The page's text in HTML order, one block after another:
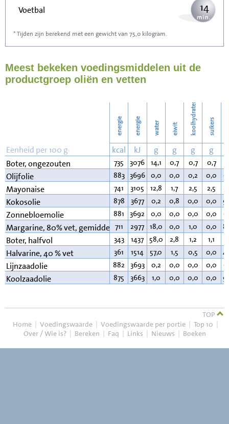
Voetbal 14
Stofzuigen
Strijken 46
52
* Tijden zijn berekend met een gewicht van 75,0 kilogram.
Meest bekeken voedingsmiddelen uit de
productgroep oliën en vetten
energie energie water eiwit koolhydraten suikers
Eenheid per 100 g kcal kJ g g g g
Boter, ongezouten
735 3076 14,1 0,7 0,7 0,7
Olijfolie 883 3696 0,0 0,0 0,2 0,0
Mayonaise 741 3105 12,8 1,7 2,5 2,5
Kokosolie 878 3677 0,2 0,8 0,0 0,0
Zonnebloemolie 881 3692 0,0 0,0 0,0 0,0
Margarine, 80% vet, gemiddeld711 2977 18,0 0,0 1,0 0,0
Boter, halfvol 343 1437 58,0 2,8 1,2 1,1
Halvarine, 40 % vet 361 1514 57,0 1,5 0,5 0,0
Lijnzaadolie 882 3693 0,2 0,0 0,0 0,0
Koolzaadolie 875 3663 1,0 0,0 0,0 0,0
TOP
Home | Voedingswaarde | Voedingswaarde per portie | Top 10 |
Over / Wie is? | Bereken | Faq | Links | Nieuws | Boeken